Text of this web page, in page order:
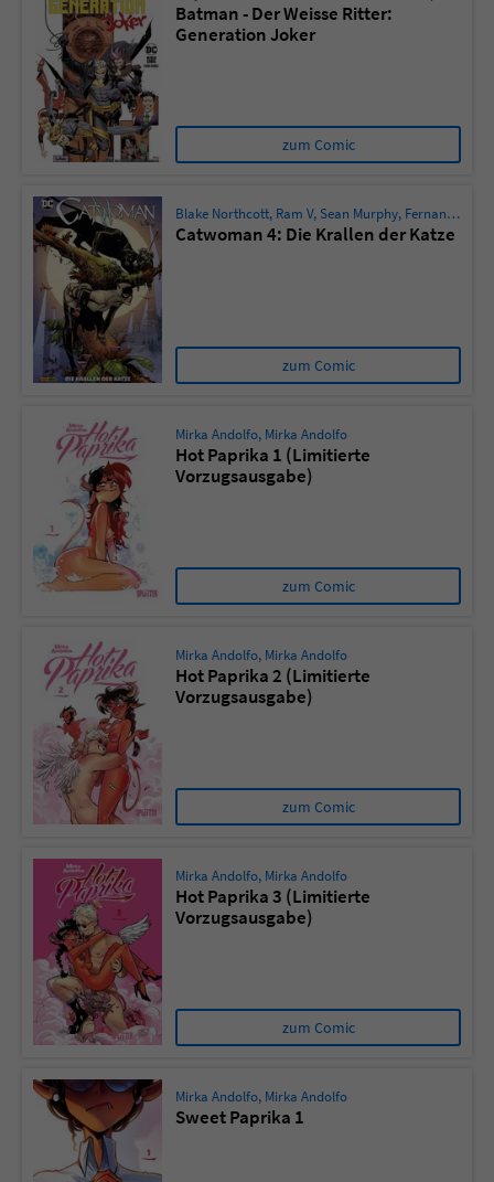
Batman - Der Weisse Ritter:
Generation Joker
zum Comic
Blake Northcott, Ram V, Sean Murphy, Fernando Blanco
Catwoman 4: Die Krallen der Katze
zum Comic
Mirka Andolfo, Mirka Andolfo
Hot Paprika 1 (Limitierte
Vorzugsausgabe)
zum Comic
Mirka Andolfo, Mirka Andolfo
Hot Paprika 2 (Limitierte
Vorzugsausgabe)
zum Comic
Mirka Andolfo, Mirka Andolfo
Hot Paprika 3 (Limitierte
Vorzugsausgabe)
zum Comic
Mirka Andolfo, Mirka Andolfo
Sweet Paprika 1
Name tx_pwcomments_ahash
Anbieter Literatur-Couch Medien GmbH & Co. KG
Laufzeit 1 Jahr
Zweck Cookie für Kommentare einzelner Buchtitel
Name fe_typo_user
Anbieter Literatur-Couch Medien GmbH & Co. KG
Laufzeit Session
Zweck
Dieses Cookie gewährleistet die
Kommunikation der Webseite mit dem
Benutzer. Es wird benötigt um z. B. den